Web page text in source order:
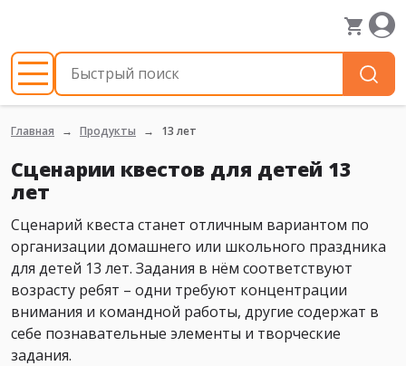
Главная Продукты 13 лет
Сценарии квестов для детей 13
лет
Сценарий квеста станет отличным вариантом по
организации домашнего или школьного праздника
для детей 13 лет. Задания в нём соответствуют
возрасту ребят – одни требуют концентрации
внимания и командной работы, другие содержат в
себе познавательные элементы и творческие
задания.